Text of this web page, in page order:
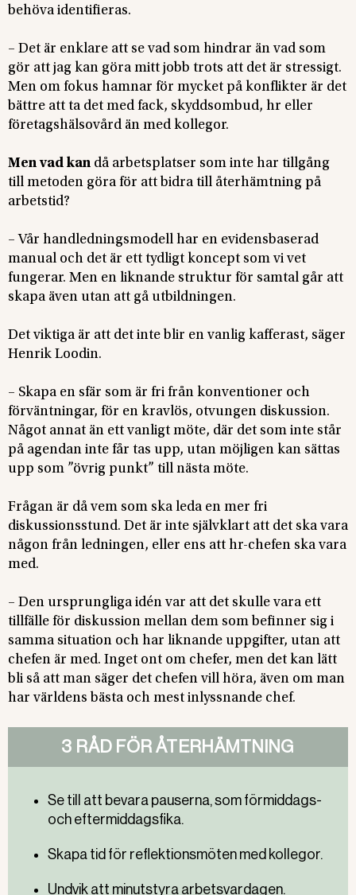
behöva identifieras.
– Det är enklare att se vad som hindrar än vad som
gör att jag kan göra mitt jobb trots att det är stressigt.
Men om fokus hamnar för mycket på konflikter är det
bättre att ta det med fack, skyddsombud, hr eller
företagshälsovård än med kollegor.
Men vad kan då arbetsplatser som inte har tillgång
till metoden göra för att bidra till återhämtning på
arbetstid?
– Vår handledningsmodell har en evidensbaserad
manual och det är ett tydligt koncept som vi vet
fungerar. Men en liknande struktur för samtal går att
skapa även utan att gå utbildningen.
Det viktiga är att det inte blir en vanlig kafferast, säger
Henrik Loodin.
– Skapa en sfär som är fri från konventioner och
förväntningar, för en kravlös, otvungen diskussion.
Något annat än ett vanligt möte, där det som inte står
på agendan inte får tas upp, utan möjligen kan sättas
upp som ”övrig punkt” till nästa möte.
Frågan är då vem som ska leda en mer fri
diskussionsstund. Det är inte självklart att det ska vara
någon från ledningen, eller ens att hr-chefen ska vara
med.
– Den ursprungliga idén var att det skulle vara ett
tillfälle för diskussion mellan dem som befinner sig i
samma situation och har liknande uppgifter, utan att
chefen är med. Inget ont om chefer, men det kan lätt
bli så att man säger det chefen vill höra, även om man
har världens bästa och mest inlyssnande chef.
3 RÅD FÖR ÅTERHÄMTNING
Se till att bevara pauserna, som förmiddags-
och eftermiddagsfika.
Skapa tid för reflektionsmöten med kollegor.
Undvik att minutstyra arbetsvardagen.